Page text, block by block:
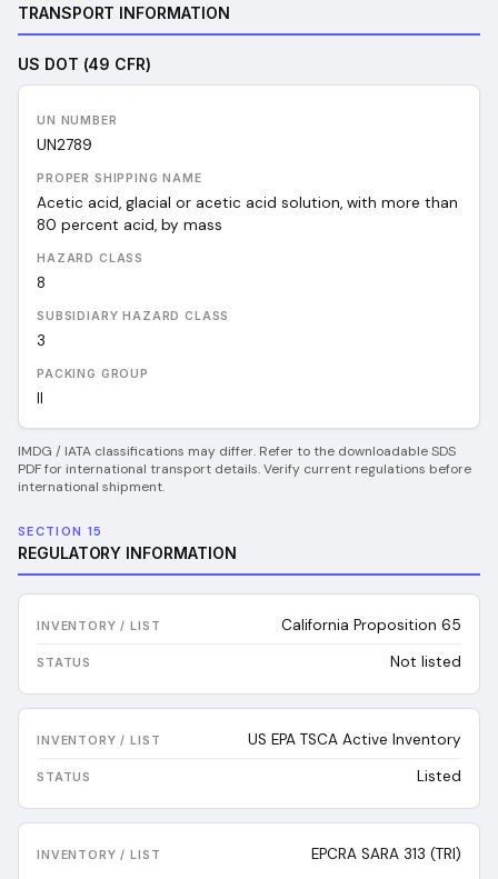
TRANSPORT INFORMATION
US DOT (49 CFR)
UN NUMBER
UN2789
PROPER SHIPPING NAME
Acetic acid, glacial or acetic acid solution, with more than
80 percent acid, by mass
HAZARD CLASS
8
SUBSIDIARY HAZARD CLASS
3
PACKING GROUP
II
IMDG / IATA classifications may differ. Refer to the downloadable SDS
PDF for international transport details. Verify current regulations before
international shipment.
SECTION 15
REGULATORY INFORMATION
California Proposition 65
Not listed
US EPA TSCA Active Inventory
Listed
EPCRA SARA 313 (TRI)